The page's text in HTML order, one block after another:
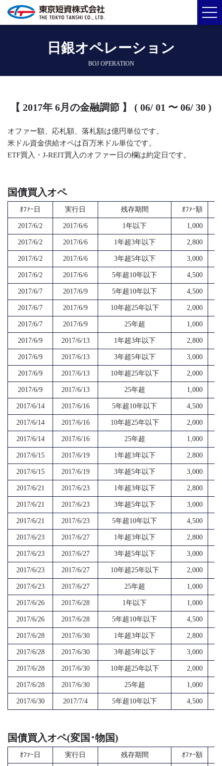
日銀オペレーション
BOJ OPERATION
【 2017年 6月の金融調節 】 ( 06/ 01 〜 06/ 30 )
オファー額、応札額、落札額は億円単位です。
米ドル資金供給オペは百万米ドル単位です。
ETF買入・J-REIT買入のオファー日の欄は約定日です。
国債買入オペ
ｵﾌｧｰ日 実行日 残存期間 ｵﾌｧｰ額
2017/6/2 2017/6/6 1年以下 1,000
2017/6/2 2017/6/6 1年超3年以下 2,800
2017/6/2 2017/6/6 3年超5年以下 3,000
2017/6/2 2017/6/6 5年超10年以下 4,500
2017/6/7 2017/6/9 5年超10年以下 4,500
2017/6/7 2017/6/9 10年超25年以下 2,000
2017/6/7 2017/6/9 25年超 1,000
2017/6/9 2017/6/13 1年超3年以下 2,800
2017/6/9 2017/6/13 3年超5年以下 3,000
2017/6/9 2017/6/13 10年超25年以下 2,000
2017/6/9 2017/6/13 25年超 1,000
2017/6/14 2017/6/16 5年超10年以下 4,500
2017/6/14 2017/6/16 10年超25年以下 2,000
2017/6/14 2017/6/16 25年超 1,000
2017/6/15 2017/6/19 1年超3年以下 2,800
2017/6/15 2017/6/19 3年超5年以下 3,000
2017/6/21 2017/6/23 1年超3年以下 2,800
2017/6/21 2017/6/23 3年超5年以下 3,000
2017/6/21 2017/6/23 5年超10年以下 4,500
2017/6/23 2017/6/27 1年超3年以下 2,800
2017/6/23 2017/6/27 3年超5年以下 3,000
2017/6/23 2017/6/27 10年超25年以下 2,000
2017/6/23 2017/6/27 25年超 1,000
2017/6/26 2017/6/28 1年以下 1,000
2017/6/26 2017/6/28 5年超10年以下 4,500
2017/6/28 2017/6/30 1年超3年以下 2,800
2017/6/28 2017/6/30 3年超5年以下 3,000
2017/6/28 2017/6/30 10年超25年以下 2,000
2017/6/28 2017/6/30 25年超 1,000
2017/6/30 2017/7/4 5年超10年以下 4,500
国債買入オペ(変国･物国)
ｵﾌｧｰ日 実行日 残存期間 ｵﾌｧｰ額